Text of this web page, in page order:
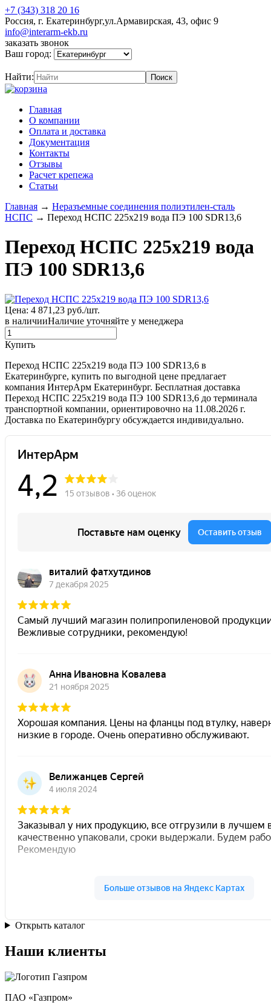
+7 (343) 318 20 16
Россия, г. Екатеринбург,ул.Армавирская, 43, офис 9
info@interarm-ekb.ru
заказать звонок
Ваш город:
Найти:
Главная
О компании
Оплата и доставка
Документация
Контакты
Отзывы
Расчет крепежа
Статьи
Главная → Неразъемные соединения полиэтилен-сталь
НСПС → Переход НСПС 225х219 вода ПЭ 100 SDR13,6
Переход НСПС 225х219 вода
ПЭ 100 SDR13,6
Цена: 4 871,23 руб./шт.
в наличииНаличие уточняйте у менеджера
Купить
Переход НСПС 225х219 вода ПЭ 100 SDR13,6 в
Екатеринбурге, купить по выгодной цене предлагает
компания ИнтерАрм Екатеринбург. Бесплатная доставка
Переход НСПС 225х219 вода ПЭ 100 SDR13,6 до терминала
транспортной компании, ориентировочно на 11.08.2026 г.
Доставка по Екатеринбургу обсуждается индивидуально.
Открыть каталог
Наши клиенты
ПАО «Газпром»